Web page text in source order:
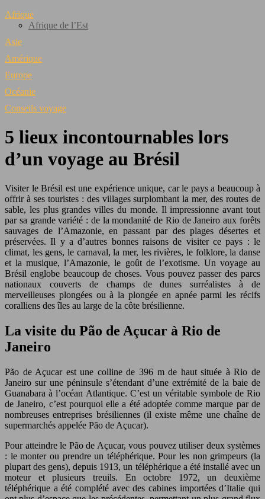
Afrique
Afrique de l’Est
Asie
Amérique
Europe
Océanie
Conseils voyage
5 lieux incontournables lors
d’un voyage au Brésil
Visiter le Brésil est une expérience unique, car le pays a beaucoup à
offrir à ses touristes : des villages surplombant la mer, des routes de
sable, les plus grandes villes du monde. Il impressionne avant tout
par sa grande variété : de la mondanité de Rio de Janeiro aux forêts
sauvages de l’Amazonie, en passant par des plages désertes et
préservées. Il y a d’autres bonnes raisons de visiter ce pays : le
climat, les gens, le carnaval, la mer, les rivières, le folklore, la danse
et la musique, l’Amazonie, le goût de l’exotisme. Un voyage au
Brésil englobe beaucoup de choses. Vous pouvez passer des parcs
nationaux couverts de champs de dunes surréalistes à de
merveilleuses plongées ou à la plongée en apnée parmi les récifs
coralliens des îles au large de la côte brésilienne.
La visite du Pão de Açucar à Rio de
Janeiro
Pão de Açucar est une colline de 396 m de haut située à Rio de
Janeiro sur une péninsule s’étendant d’une extrémité de la baie de
Guanabara à l’océan Atlantique. C’est un véritable symbole de Rio
de Janeiro, c’est pourquoi elle a été adoptée comme marque par de
nombreuses entreprises brésiliennes (il existe même une chaîne de
supermarchés appelée Pão de Açucar).
Pour atteindre le Pão de Açucar, vous pouvez utiliser deux systèmes
: le monter ou prendre un téléphérique. Pour les non grimpeurs (la
plupart des gens), depuis 1913, un téléphérique a été installé avec un
moteur et plusieurs treuils. En octobre 1972, un deuxième
téléphérique a été complété avec des cabines importées d’Italie qui